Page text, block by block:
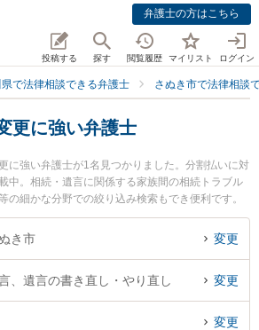
弁護士の方はこちら
投稿する 探す 閲覧履歴 マイリスト ログイン
で法律相談できる弁護士 さぬき市で法律相談
更に強い弁護士
に強い弁護士が1名見つかりました。分割払いに対
中。相続・遺言に関係する家族間の相続トラブル
の細かな分野での絞り込み検索もでき便利です。
原 将弁護士のプロフィール情報や弁護士費用、強
『さぬき市で土日や夜間に発生した遺言変更のト
談したい』『遺言変更のトラブル解決の実績豊富
したい』などでお困りの相談者さんにおすすめで
き市 変更
、遺言の書き直し・やり直し 変更
変更